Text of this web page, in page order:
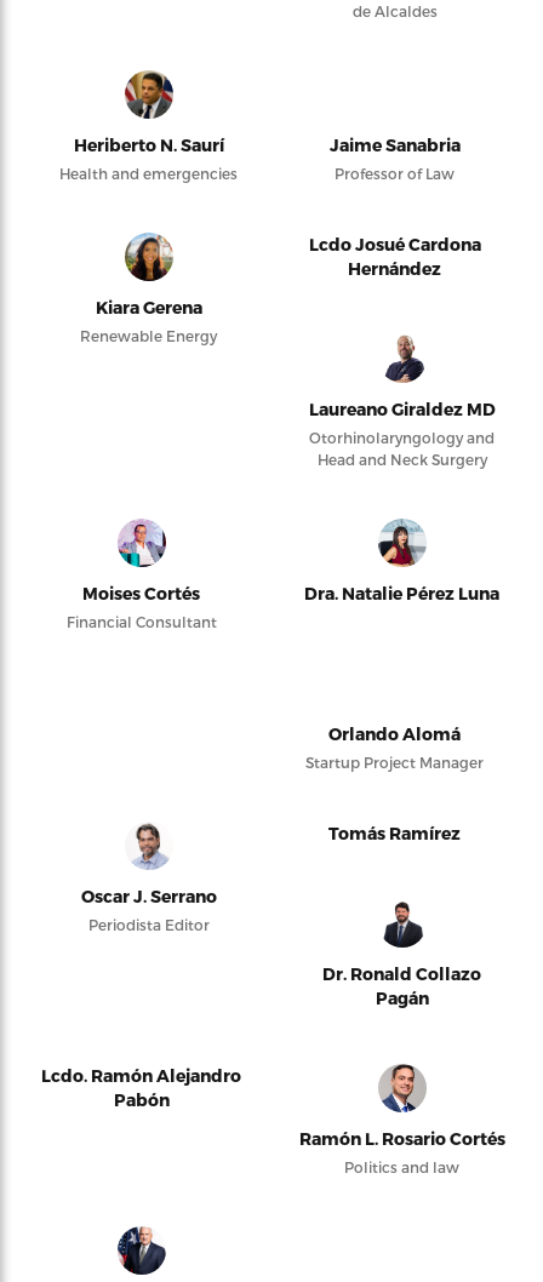
de Alcaldes
Heriberto N. Saurí
Health and emergencies
Jaime Sanabria
Professor of Law
Kiara Gerena
Renewable Energy
Lcdo Josué Cardona
Hernández
Laureano Giraldez MD
Otorhinolaryngology and
Head and Neck Surgery
Moises Cortés
Financial Consultant
Dra. Natalie Pérez Luna
Orlando Alomá
Startup Project Manager
Oscar J. Serrano
Periodista Editor
Tomás Ramírez
Dr. Ronald Collazo
Pagán
Lcdo. Ramón Alejandro
Pabón
Ramón L. Rosario Cortés
Politics and law